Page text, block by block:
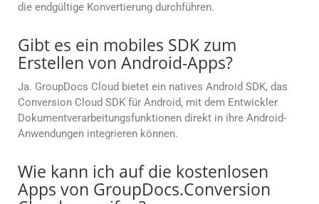
die endgültige Konvertierung durchführen.
Gibt es ein mobiles SDK zum
Erstellen von Android-Apps?
Ja. GroupDocs Cloud bietet ein natives Android SDK, das
Conversion Cloud SDK für Android, mit dem Entwickler
Dokumentverarbeitungsfunktionen direkt in ihre Android-
Anwendungen integrieren können.
Wie kann ich auf die kostenlosen
Apps von GroupDocs.Conversion